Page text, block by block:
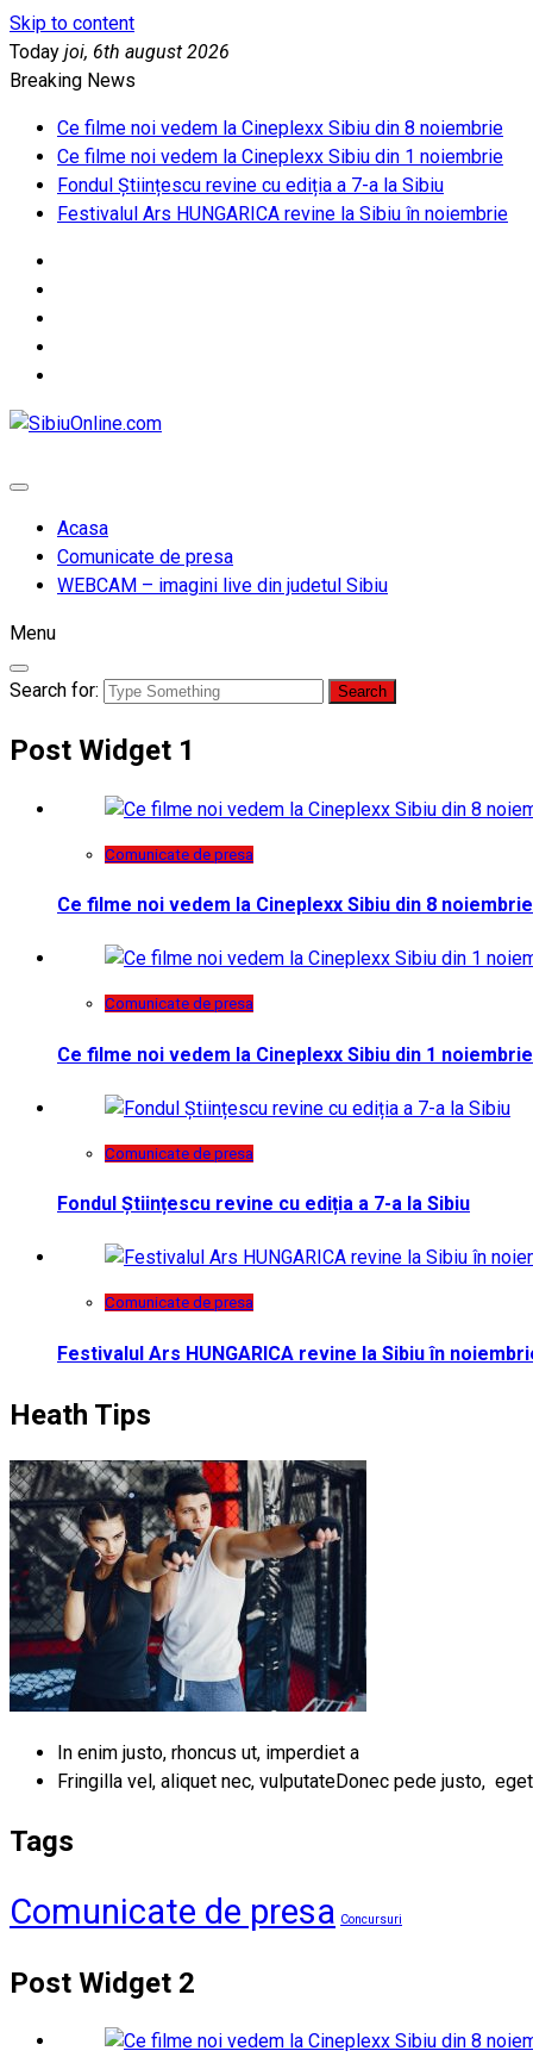
Skip to content
Today joi, 6th august 2026
Breaking News
Ce filme noi vedem la Cineplexx Sibiu din 8 noiembrie
Ce filme noi vedem la Cineplexx Sibiu din 1 noiembrie
Fondul Științescu revine cu ediția a 7-a la Sibiu
Festivalul Ars HUNGARICA revine la Sibiu în noiembrie
Acasa
Comunicate de presa
WEBCAM – imagini live din judetul Sibiu
Menu
Search for:
Post Widget 1
Comunicate de presa
Ce filme noi vedem la Cineplexx Sibiu din 8 noiembrie
Comunicate de presa
Ce filme noi vedem la Cineplexx Sibiu din 1 noiembrie
Comunicate de presa
Fondul Științescu revine cu ediția a 7-a la Sibiu
Comunicate de presa
Festivalul Ars HUNGARICA revine la Sibiu în
Heath Tips
In enim justo, rhoncus ut, imperdiet a
Fringilla vel, aliquet nec, vulputateDonec pede justo,
Tags
Comunicate de presa Concursuri
Post Widget 2